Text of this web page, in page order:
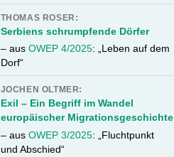
THOMAS ROSER:
Serbiens schrumpfende Dörfer
– aus OWEP 4/2025: „Leben auf dem
Dorf“
JOCHEN OLTMER:
Exil – Ein Begriff im Wandel
europäischer Migrationsgeschichte
– aus OWEP 3/2025: „Fluchtpunkt
und Abschied“